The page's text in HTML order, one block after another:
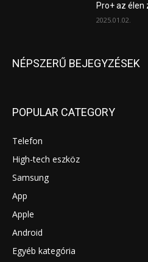
Pro+ az
2025.01.02.
NÉPSZERŰ BEJEGYZÉSEK
POPULAR CATEGORY
Telefon
High-tech eszköz
Samsung
App
Apple
Android
Egyéb kategória